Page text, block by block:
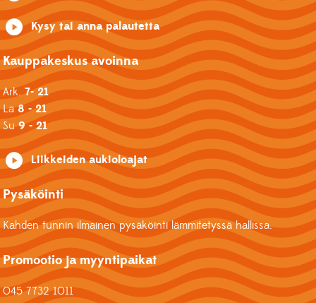
Kysy tai anna palautetta
Kauppakeskus avoinna
Ark.7- 21
La8 - 21
Su9 - 21
Liikkeiden aukioloajat
Pysäköinti
Kahden tunnin ilmainen pysäköinti lämmitetyssä hallissa.
Promootio ja myyntipaikat
045 7732 1011